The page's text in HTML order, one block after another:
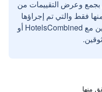
بجمع وعرض التقييمات من
فقط والتي تم إجراؤها
بواسطة مستخدمين حقيقيين مع HotelsCombined أو